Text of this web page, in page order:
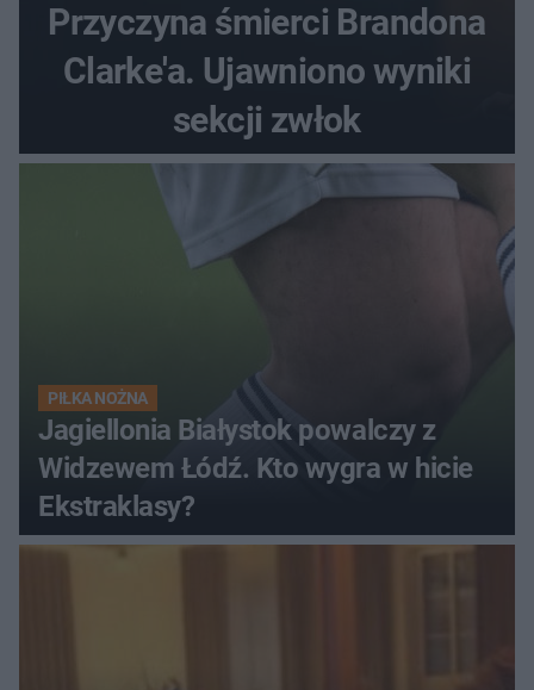
Przyczyna śmierci Brandona
Clarke'a. Ujawniono wyniki
sekcji zwłok
PIŁKA NOŻNA
Jagiellonia Białystok powalczy z
Widzewem Łódź. Kto wygra w hicie
Ekstraklasy?